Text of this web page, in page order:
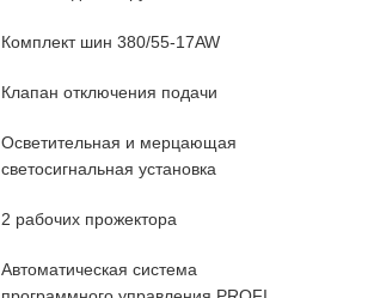
Комплект шин 380/55-17AW
Клапан отключения подачи
Осветительная и мерцающая
светосигнальная установка
2 рабочих прожектора
Автоматическая система